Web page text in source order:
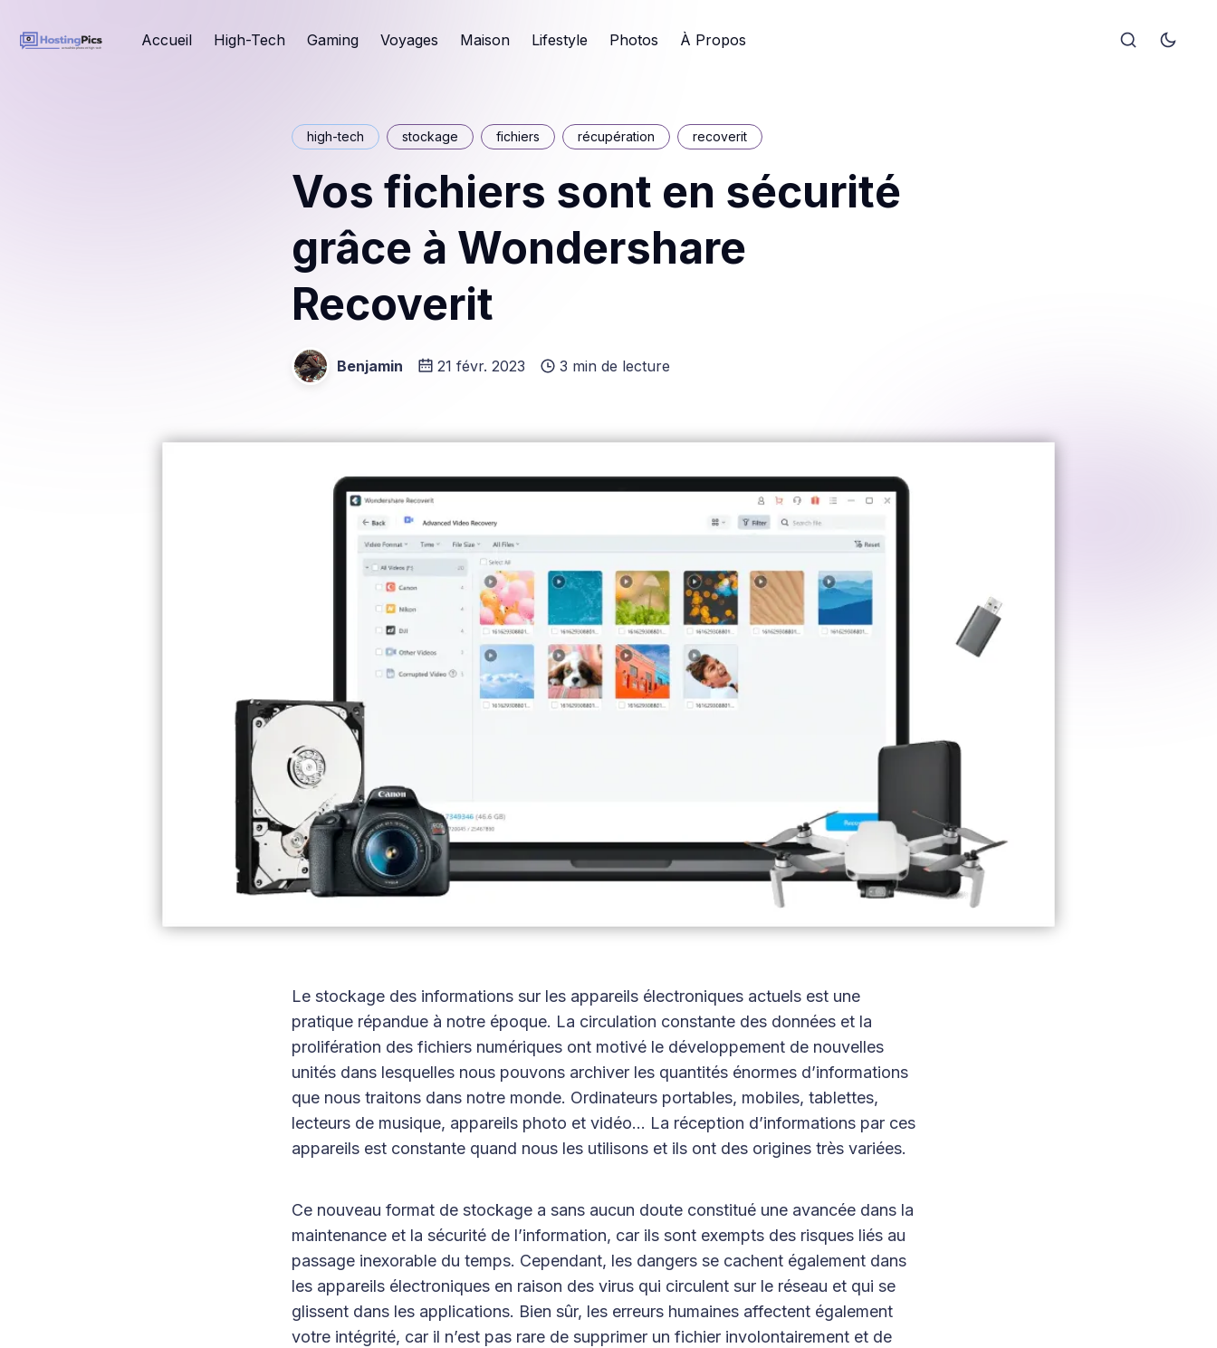
Accueil High-Tech Gaming Voyages Maison Lifestyle Photos À Propos
high-tech stockage fichiers récupération recoverit
Vos fichiers sont en sécurité
grâce à Wondershare
Recoverit
Benjamin 21 févr. 2023 3 min de lecture
Le stockage des informations sur les appareils électroniques actuels est une
pratique répandue à notre époque. La circulation constante des données et la
prolifération des fichiers numériques ont motivé le développement de nouvelles
unités dans lesquelles nous pouvons archiver les quantités énormes d’informations
que nous traitons dans notre monde. Ordinateurs portables, mobiles, tablettes,
lecteurs de musique, appareils photo et vidéo... La réception d’informations par ces
appareils est constante quand nous les utilisons et ils ont des origines très variées.
Ce nouveau format de stockage a sans aucun doute constitué une avancée dans la
maintenance et la sécurité de l’information, car ils sont exempts des risques liés au
passage inexorable du temps. Cependant, les dangers se cachent également dans
les appareils électroniques en raison des virus qui circulent sur le réseau et qui se
glissent dans les applications. Bien sûr, les erreurs humaines affectent également
votre intégrité, car il n’est pas rare de supprimer un fichier involontairement et de